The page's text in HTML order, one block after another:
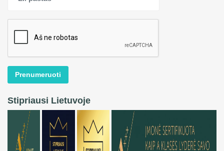
Prenumeruoti
Stipriausi Lietuvoje